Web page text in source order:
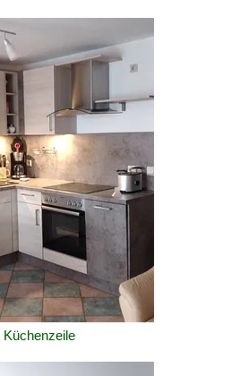
Küchenzeile